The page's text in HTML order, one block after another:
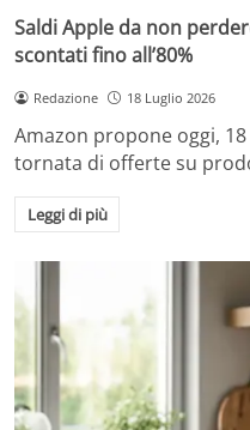
Saldi Apple da non
scontati fino all’80%
Redazione 18 Luglio 2026
Amazon propone oggi,
tornata di offerte su
Leggi di più